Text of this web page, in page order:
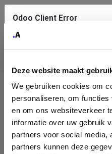
Deze website maakt
We gebruiken cookies om
personaliseren, om
en om ons websiteverkeer
informatie over uw gebruik
partners voor social media,
partners kunnen deze
Company
Identification
Please fill in your
Odoo Client Error
service.
See details